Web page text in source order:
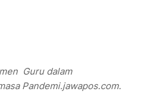
Guru dalam
Pandemi.jawapos.com.